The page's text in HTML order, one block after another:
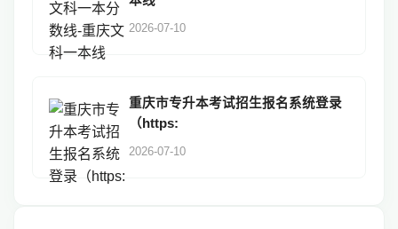
2026-07-10
重庆市专升本考试招生报名系统登录
（https:
2026-07-10